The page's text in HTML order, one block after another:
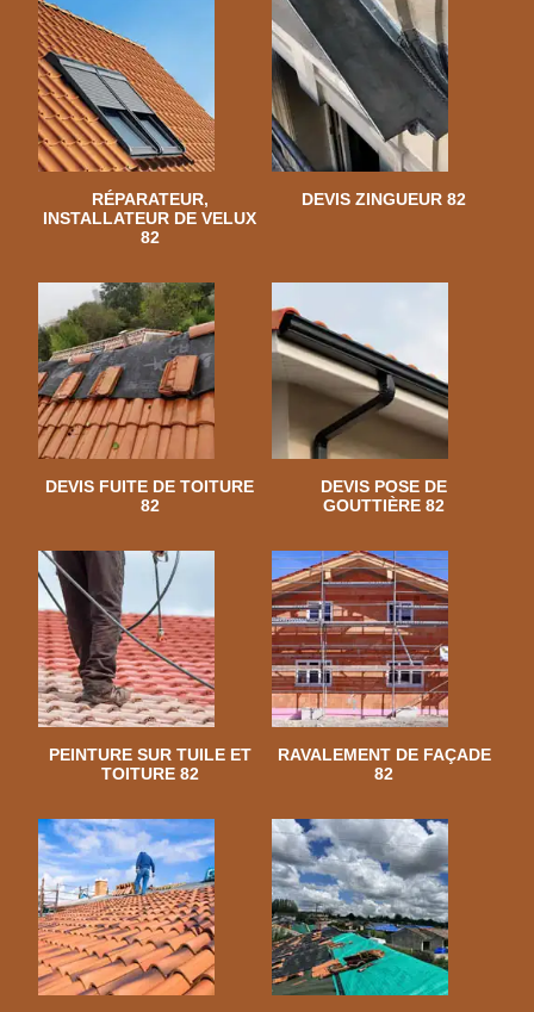
RÉPARATEUR,
INSTALLATEUR DE VELUX
82
DEVIS ZINGUEUR 82
DEVIS FUITE DE TOITURE
82
DEVIS POSE DE
GOUTTIÈRE 82
PEINTURE SUR TUILE ET
TOITURE 82
RAVALEMENT DE FAÇADE
82